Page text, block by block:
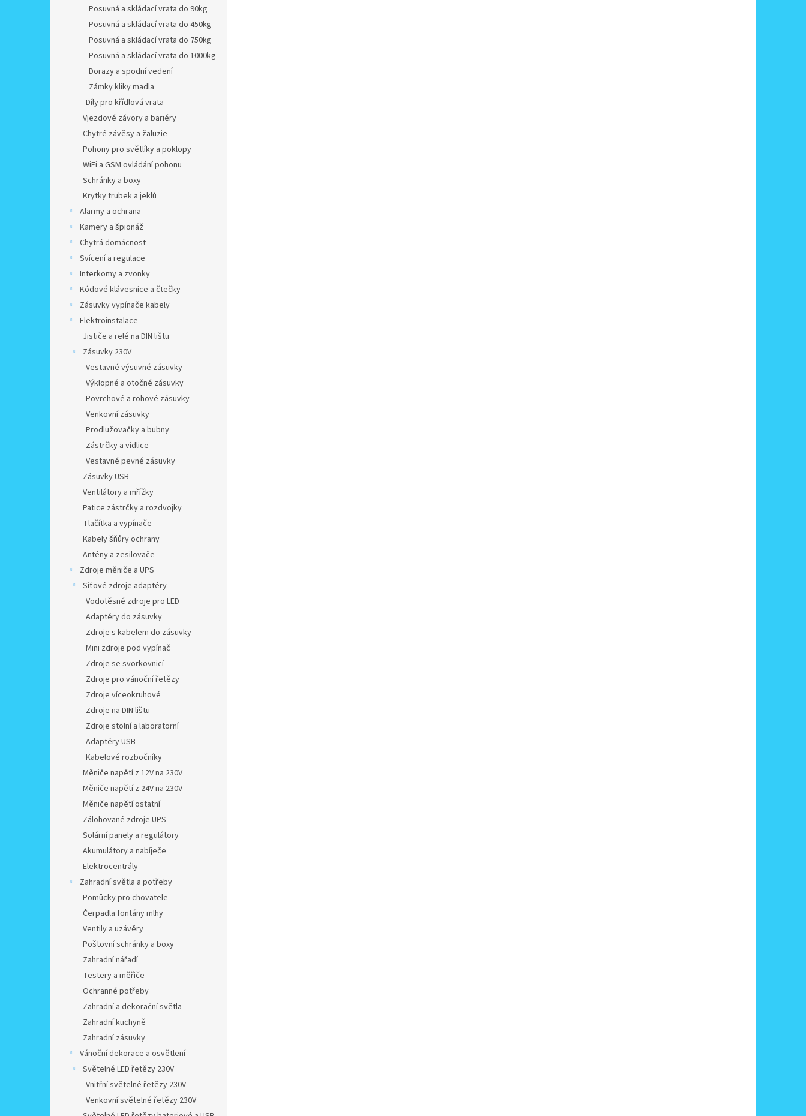
Posuvná a skládací vrata do 90kg
Posuvná a skládací vrata do 450kg
Posuvná a skládací vrata do 750kg
Posuvná a skládací vrata do 1000kg
Dorazy a spodní vedení
Zámky kliky madla
Díly pro křídlová vrata
Vjezdové závory a bariéry
Chytré závěsy a žaluzie
Pohony pro světlíky a poklopy
WiFi a GSM ovládání pohonu
Schránky a boxy
Krytky trubek a jeklů
Alarmy a ochrana
Kamery a špionáž
Chytrá domácnost
Svícení a regulace
Interkomy a zvonky
Kódové klávesnice a čtečky
Zásuvky vypínače kabely
Elektroinstalace
Jističe a relé na DIN lištu
Zásuvky 230V
Vestavné výsuvné zásuvky
Výklopné a otočné zásuvky
Povrchové a rohové zásuvky
Venkovní zásuvky
Prodlužovačky a bubny
Zástrčky a vidlice
Vestavné pevné zásuvky
Zásuvky USB
Ventilátory a mřížky
Patice zástrčky a rozdvojky
Tlačítka a vypínače
Kabely šňůry ochrany
Antény a zesilovače
Zdroje měniče a UPS
Síťové zdroje adaptéry
Vodotěsné zdroje pro LED
Adaptéry do zásuvky
Zdroje s kabelem do zásuvky
Mini zdroje pod vypínač
Zdroje se svorkovnicí
Zdroje pro vánoční řetězy
Zdroje víceokruhové
Zdroje na DIN lištu
Zdroje stolní a laboratorní
Adaptéry USB
Kabelové rozbočníky
Měniče napětí z 12V na 230V
Měniče napětí z 24V na 230V
Měniče napětí ostatní
Zálohované zdroje UPS
Solární panely a regulátory
Akumulátory a nabíječe
Elektrocentrály
Zahradní světla a potřeby
Pomůcky pro chovatele
Čerpadla fontány mlhy
Ventily a uzávěry
Poštovní schránky a boxy
Zahradní nářadí
Testery a měřiče
Ochranné potřeby
Zahradní a dekorační světla
Zahradní kuchyně
Zahradní zásuvky
Vánoční dekorace a osvětlení
Světelné LED řetězy 230V
Vnitřní světelné řetězy 230V
Venkovní světelné řetězy 230V